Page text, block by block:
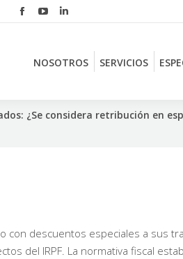
Facebook
opens
window
YouTube
opens
window
Linkedin
opens
window
NOSOTROS SERVICIOS
¿Se considera retribución en
descuentos especiales a sus
del IRPF. La normativa fiscal